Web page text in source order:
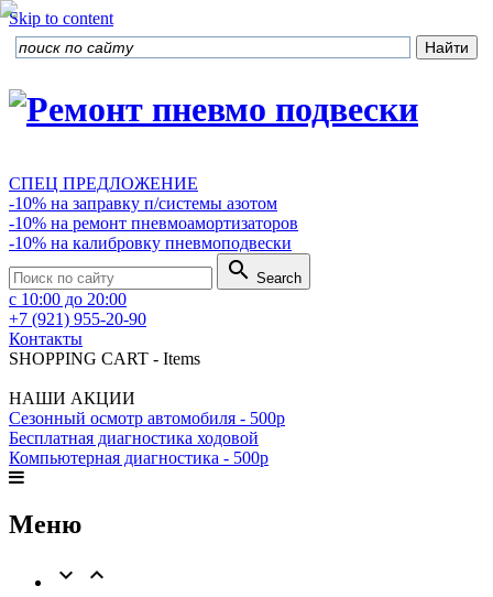
Skip to content
СПЕЦ ПРЕДЛОЖЕНИЕ
-10% на заправку п/системы азотом
-10% на ремонт пневмоамортизаторов
-10% на калибровку пневмоподвески
search Search
с 10:00 до 20:00
+7 (921) 955-20-90
Контакты
SHOPPING CART - Items
НАШИ АКЦИИ
Сезонный осмотр автомобиля - 500р
Бесплатная диагностика ходовой
Компьютерная диагностика - 500р
Меню
 